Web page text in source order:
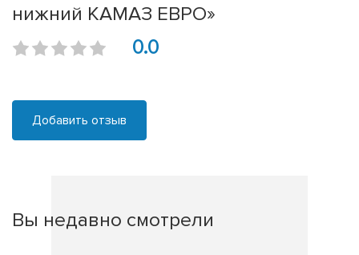
нижний КАМАЗ ЕВРО»
0.0
Добавить отзыв
Вы недавно смотрели